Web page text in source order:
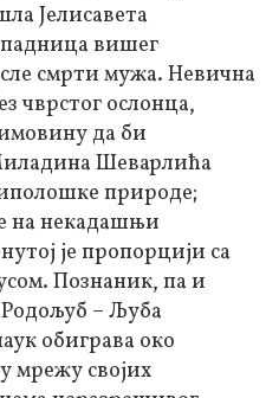
Јелисавета
вишег
смрти мужа. Невична
чврстог ослонца,
да би
Шеварлића
природе;
на некадашњи
је пропорцији са
Познаник, па и
– Љуба
обиграва око
мрежу својих